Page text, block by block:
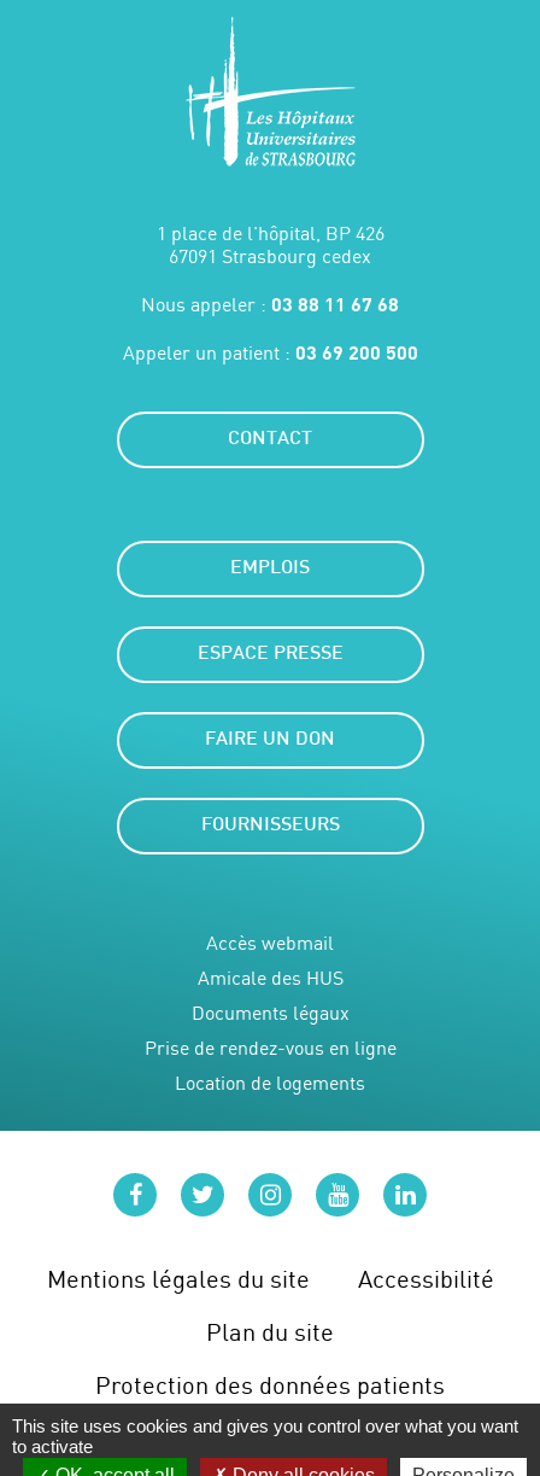
1 place de l'hôpital, BP 426
67091 Strasbourg cedex
Nous appeler : 03 88 11 67 68
Appeler un patient : 03 69 200 500
CONTACT
EMPLOIS
ESPACE PRESSE
FAIRE UN DON
FOURNISSEURS
Accès webmail
Amicale des HUS
Documents légaux
Prise de rendez-vous en ligne
Location de logements
Mentions légales du site
Accessibilité
Plan du site
Protection des données patients
Gérer les cookies
facebooktwitterinstagram
youtubelinkedin
This site uses cookies and gives you control over what you want
to activate